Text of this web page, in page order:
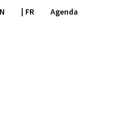
| FR Agenda